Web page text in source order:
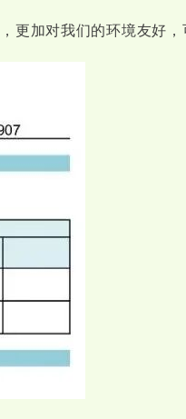
，更加对我们的环境友好